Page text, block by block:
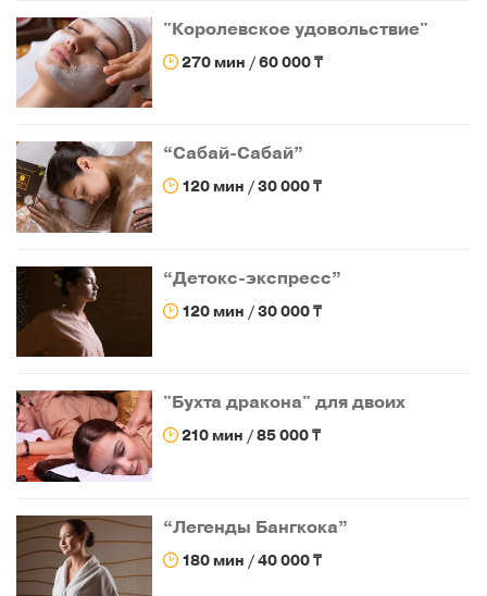
"Королевское удовольствие"
270 мин / 60 000 ₸
“Сабай-Сабай”
120 мин / 30 000 ₸
“Детокс-экспресс”
120 мин / 30 000 ₸
"Бухта дракона" для двоих
210 мин / 85 000 ₸
“Легенды Бангкока”
180 мин / 40 000 ₸